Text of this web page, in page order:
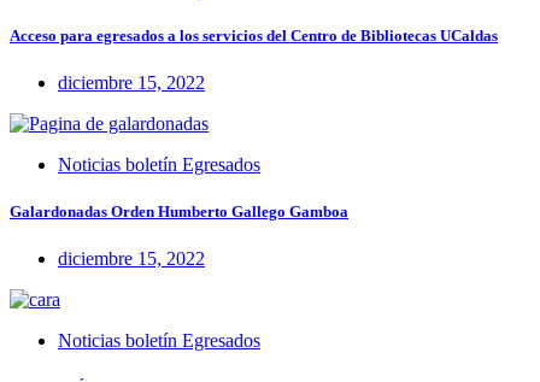
Acceso para egresados a los servicios del Centro de Bibliotecas UCaldas
diciembre 15, 2022
Noticias boletín Egresados
Galardonadas Orden Humberto Gallego Gamboa
diciembre 15, 2022
Noticias boletín Egresados